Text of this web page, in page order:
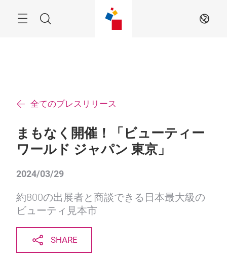
JA
全てのプレスリリース
まもなく開催！「ビューティー
ワールド ジャパン 東京」
2024/03/29
約800の出展者と商談できる日本最大級の
ビューティ見本市
SHARE